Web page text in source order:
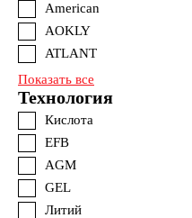
American
AOKLY
ATLANT
Показать все
Технология
Кислота
EFB
AGM
GEL
Литий